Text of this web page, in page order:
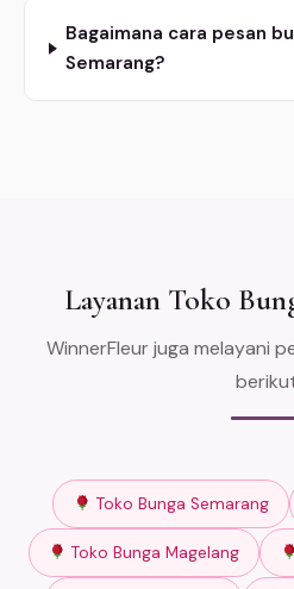
Bagaimana cara pesan
Semarang?
Layanan Toko
WinnerFleur juga melayani
Toko Bunga Semarang
Toko Bunga Magelang